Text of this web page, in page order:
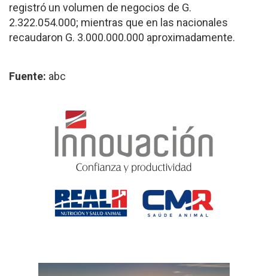
registró un volumen de negocios de G.
2.322.054.000; mientras que en las nacionales
recaudaron G. 3.000.000.000 aproximadamente.
Fuente: abc